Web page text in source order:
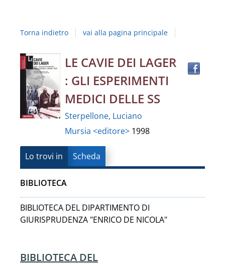
Campania
"Luigi
Vanvitelli"
Torna indietro vai alla pagina principale
Dettaglio
del
documento
LE CAVIE DEI LAGER
: GLI ESPERIMENTI
MEDICI DELLE SS
Sterpellone, Luciano
Mursia <editore> 1998
Lo trovi in Scheda
BIBLIOTECA
BIBLIOTECA DEL DIPARTIMENTO DI
GIURISPRUDENZA "ENRICO DE NICOLA"
BIBLIOTECA DEL